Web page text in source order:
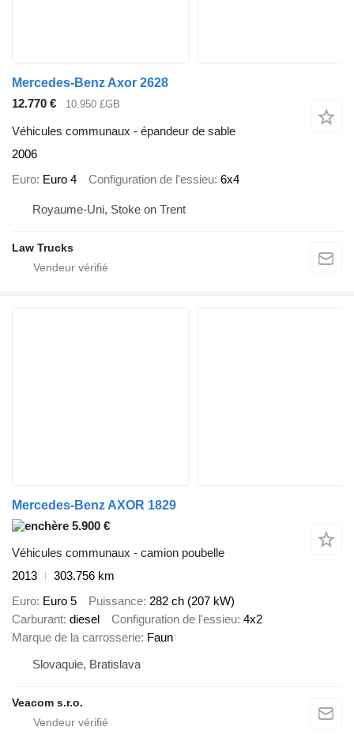
Mercedes-Benz Axor 2628
12.770 €
10.950 £GB
Véhicules communaux - épandeur de sable
2006
Euro Euro 4 Configuration de l'essieu 6x4
Royaume-Uni, Stoke on Trent
Law Trucks
Mercedes-Benz AXOR 1829
5.900 €
Véhicules communaux - camion poubelle
2013
303.756 km
Euro Euro 5 Puissance 282 ch (207 kW)
Carburant diesel Configuration de l'essieu 4x2
Marque de la carrosserie Faun
Slovaquie, Bratislava
Veacom s.r.o.